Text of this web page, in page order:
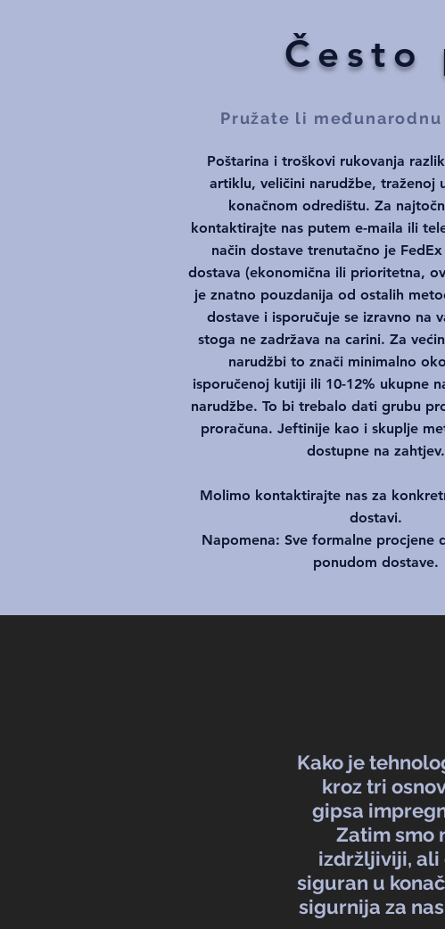
Često
Pružate li međunarodnu
Poštarina i troškovi rukovanja
artiklu, veličini narudžbe, traženoj
konačnom odredištu. Za
kontaktirajte nas putem e-maila ili
način dostave trenutačno je
dostava (ekonomična ili prioritetna,
je znatno pouzdanija od ostalih
dostave i isporučuje se izravno na
stoga ne zadržava na carini. Za
narudžbi to znači minimalno
isporučenoj kutiji ili 10-12% ukupne
narudžbe. To bi trebalo dati grubu
proračuna. Jeftinije kao i skuplje
dostupne na zahtjev.
Molimo kontaktirajte nas za
dostavi.
Napomena: Sve formalne procjene
ponudom dostave.
Kako je
kroz tri
gipsa
Zatim smo
izdržljiviji, ali
siguran u
sigurnija za